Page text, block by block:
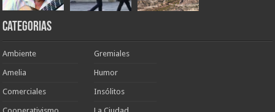
Categorias
Ambiente
Amelia
Comerciales
Gremiales
Humor
Insólitos